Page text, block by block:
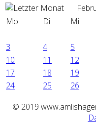
Mo
Di Mi
3
4 5
10
11 12
17
18 19
24
25 26
© 2019